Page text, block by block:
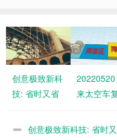
创意极致新科
技: 省时又省
自行车#自行
来太空车
创意极致新科技: 省时